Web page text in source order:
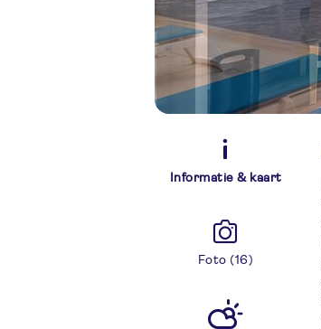
Informatie & kaart
Foto (16)